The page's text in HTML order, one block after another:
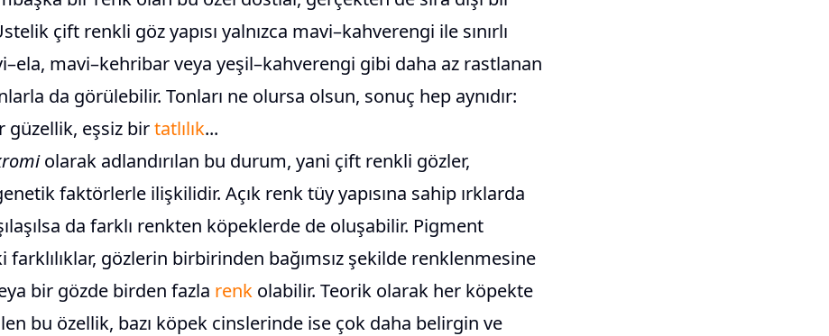
çift renkli göz yapısı yalnızca mavi–kahverengi ile sınırlı
mavi–kehribar veya yeşil–kahverengi gibi daha az rastlanan
da görülebilir. Tonları ne olursa olsun, sonuç hep aynıdır:
güzellik, eşsiz birtatlılık...
olarak adlandırılan bu durum, yani çift renkli gözler,
faktörlerle ilişkilidir. Açık renk tüy yapısına sahip ırklarda
da farklı renkten köpeklerde de oluşabilir. Pigment
farklılıklar, gözlerin birbirinden bağımsız şekilde renklenmesine
bir gözde birden fazla renk olabilir. Teorik olarak her köpekte
bu özellik, bazı köpek cinslerinde ise çok daha belirgin ve